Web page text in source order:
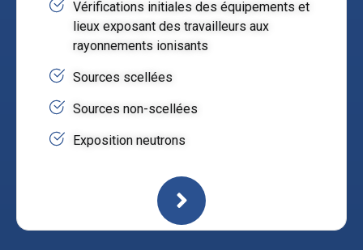
Vérifications initiales des équipements et
lieux exposant des travailleurs aux
rayonnements ionisants
Sources scellées
Sources non-scellées
Exposition neutrons